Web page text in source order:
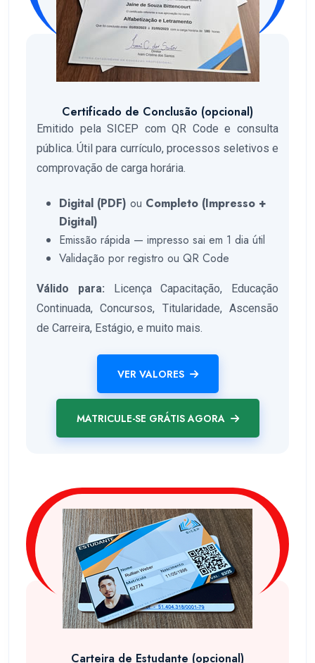
Certificado de Conclusão (opcional)
Emitido pela SICEP com QR Code e consulta
pública. Útil para currículo, processos seletivos e
comprovação de carga horária.
Digital (PDF) ou Completo (Impresso +
Digital)
Emissão rápida — impresso sai em 1 dia útil
Validação por registro ou QR Code
Válido para: Licença Capacitação, Educação
Continuada, Concursos, Titularidade, Ascensão
de Carreira, Estágio, e muito mais.
VER VALORES
MATRICULE-SE GRÁTIS AGORA
Carteira de Estudante (opcional)